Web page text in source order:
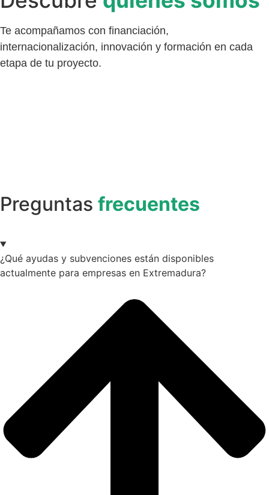
Te acompañamos con financiación,
internacionalización, innovación y formación en cada
etapa de tu proyecto.
Preguntas frecuentes
¿Qué ayudas y subvenciones están disponibles
actualmente para empresas en Extremadura?